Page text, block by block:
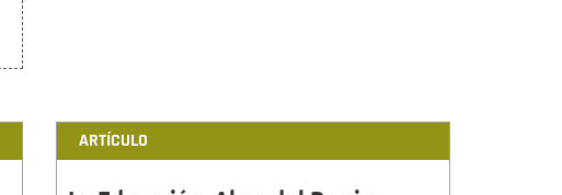
ARTÍCULO